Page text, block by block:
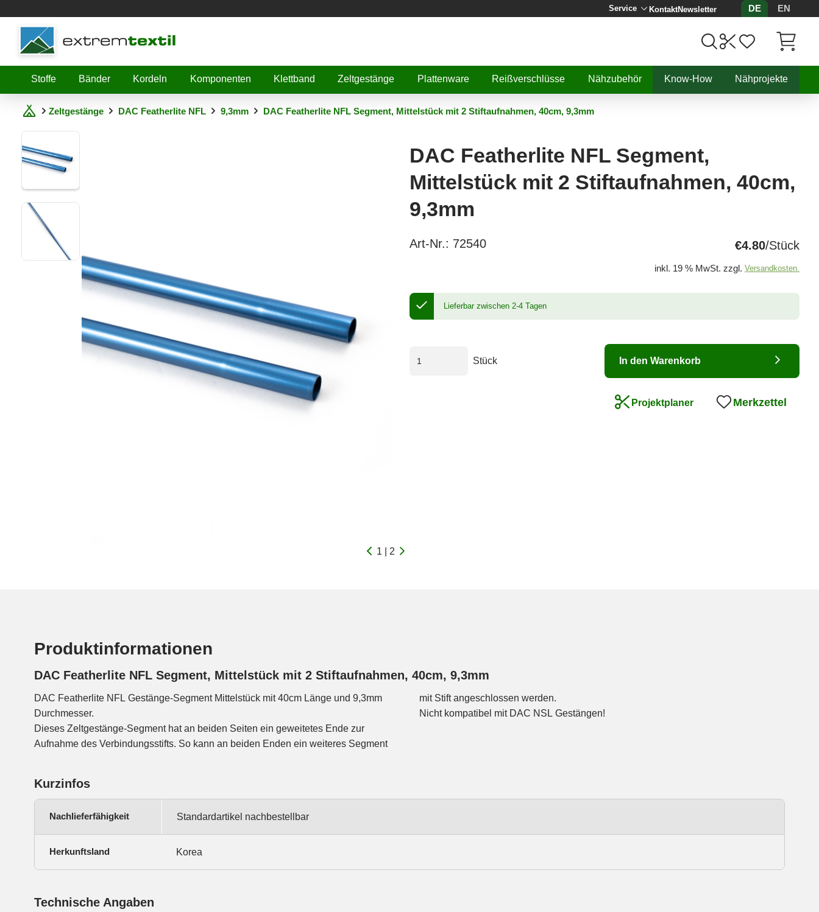
Service KontaktNewsletter DE
EN
Shopware
Stoffe
Bänder Kordeln Komponenten Klettband Zeltgestänge Plattenware Reißverschlüsse Nähzubehör Know-How Nähprojekte
Zeltgestänge DAC Featherlite NFL 9,3mm DAC Featherlite NFL Segment, Mittelstück mit 2 Stiftaufnahmen, 40cm, 9,3mm
1 | 2
DAC Featherlite NFL Segment,
Mittelstück mit 2 Stiftaufnahmen, 40cm,
9,3mm
Art-Nr.: 72540 €4.80/Stück
inkl. 19 % MwSt. zzgl. Versandkosten.
Lieferbar zwischen 2-4 Tagen
Stück In den Warenkorb
Projektplaner Merkzettel
Produktinformationen
DAC Featherlite NFL Segment, Mittelstück mit 2 Stiftaufnahmen, 40cm, 9,3mm
DAC Featherlite NFL Gestänge-Segment Mittelstück mit 40cm Länge und 9,3mm
Durchmesser.
Dieses Zeltgestänge-Segment hat an beiden Seiten ein geweitetes Ende zur
Aufnahme des Verbindungsstifts. So kann an beiden Enden ein weiteres Segment
mit Stift angeschlossen werden.
Nicht kompatibel mit DAC NSL Gestängen!
Kurzinfos
Nachlieferfähigkeit Standardartikel nachbestellbar
Herkunftsland Korea
Technische Angaben